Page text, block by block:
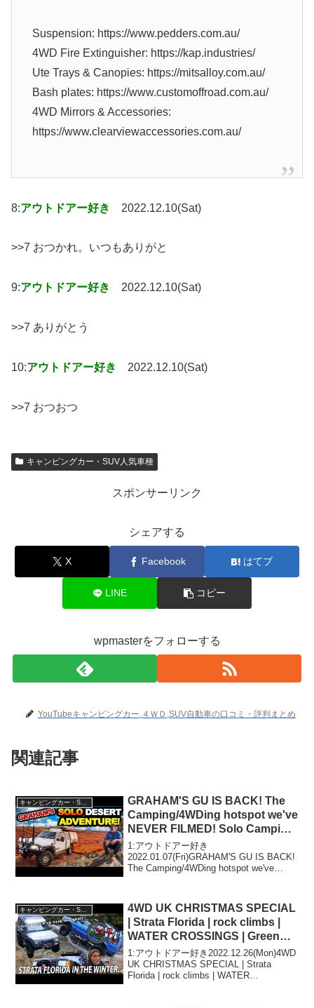
Suspension: https://www.pedders.com.au/
4WD Fire Extinguisher: https://kap.industries/
Ute Trays & Canopies: https://mitsalloy.com.au/
Bash plates: https://www.customoffroad.com.au/
4WD Mirrors & Accessories:
https://www.clearviewaccessories.com.au/
8:アウトドアー好き 2022.12.10(Sat)
>>7 おつかれ。いつもありがと
9:アウトドアー好き 2022.12.10(Sat)
>>7 ありがとう
10:アウトドアー好き 2022.12.10(Sat)
>>7 おつおつ
キャンピングカー・SUV人気車種
スポンサーリンク
シェアする
X Facebook はてブ
LINE コピー
wpmasterをフォローする
YouTubeキャンピングカー,４ＷＤ,SUV自動車の口コミ・評判まとめ
関連記事
キャンピングカー・SUV人気車種
GRAHAM'S GU IS BACK! The
Camping/4WDing hotspot we've
NEVER FILMED! Solo Camping
Flinders Ranges
1:アウトドアー好き
2022.01.07(Fri)GRAHAM'S GU IS BACK!
The Camping/4WDing hotspot we've
4WD UK CHRISTMAS SPECIAL
| Strata Florida | rock climbs |
WATER CROSSINGS | Green
Laning | 4WDUK
1:アウトドアー好き2022.12.26(Mon)4WD
UK CHRISTMAS SPECIAL | Strata
Florida | rock climbs | WATER